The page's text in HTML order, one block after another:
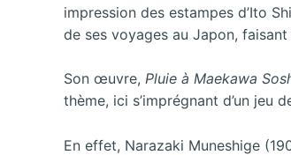
impression des estampes d’Ito
de ses voyages au Japon,
Son œuvre, Pluie à Maekawa
thème, ici s’imprégnant d’un jeu
En effet, Narazaki Muneshige